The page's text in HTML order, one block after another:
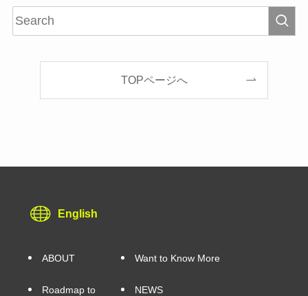
TOPページへ
English
ABOUT Want to Know More
Roadmap to
NEWS